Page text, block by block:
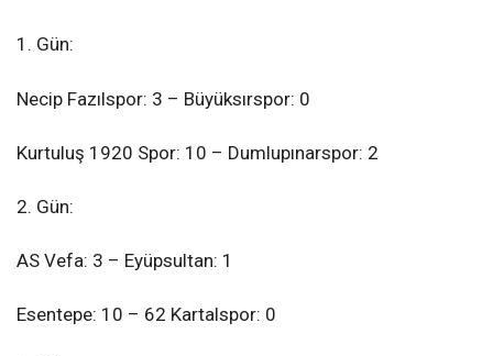
1. Gün:
Necip Fazılspor: 3 – Büyüksırspor: 0
Kurtuluş 1920 Spor: 10 – Dumlupınarspor: 2
2. Gün:
AS Vefa: 3 – Eyüpsultan: 1
Esentepe: 10 – 62 Kartalspor: 0